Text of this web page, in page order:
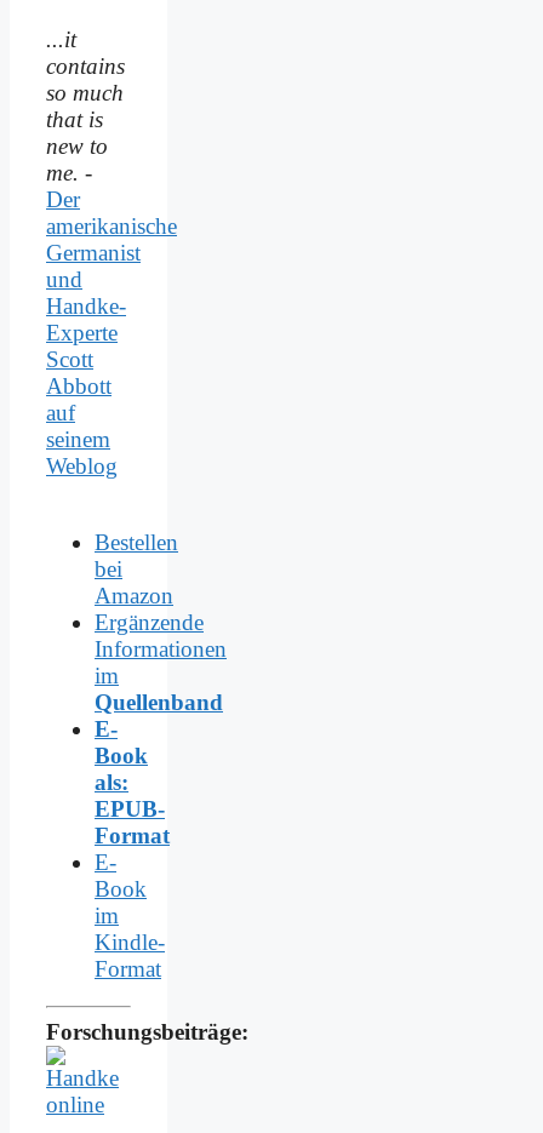
...it
contains
so much
that is
new to
me. -
Der
amerikanische
Germanist
und
Handke-
Experte
Scott
Abbott
auf
seinem
Weblog
Bestellen
bei
Amazon
Ergänzende
Informationen
im
Quellenband
E-
Book
als:
EPUB-
Format
E-
Book
im
Kindle-
Format
Forschungsbeiträge: